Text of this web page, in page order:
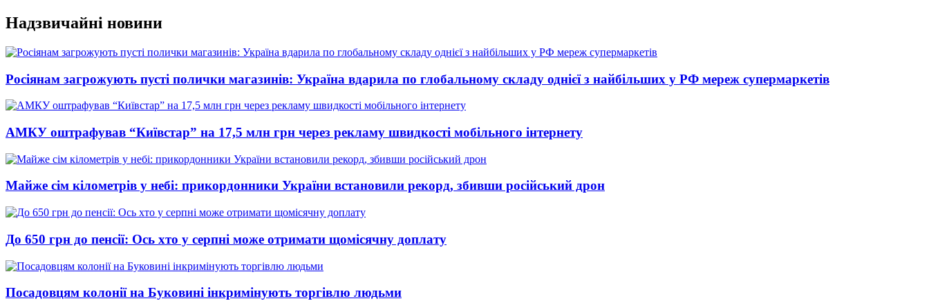
Перейти
до
вмісту
Надзвичайні новини
Росіянам загрожують пусті полички магазинів: Україна вдарила по глобальному складу однієї з найбільших у РФ мереж супермаркетів
АМКУ оштрафував “Київстар” на 17,5 млн грн через рекламу швидкості мобільного інтернету
Майже сім кілометрів у небі: прикордонники України встановили рекорд, збивши російський дрон
До 650 грн до пенсії: Ось хто у серпні може отримати щомісячну доплату
Посадовцям колонії на Буковині інкримінують торгівлю людьми